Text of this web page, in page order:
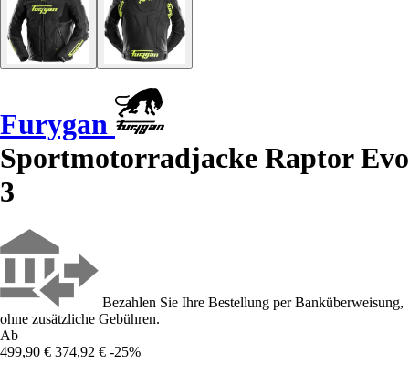
Furygan
Sportmotorradjacke Raptor Evo
3
Bezahlen Sie Ihre Bestellung per Banküberweisung,
ohne zusätzliche Gebühren.
Ab
499,90 € 374,92 € -25%